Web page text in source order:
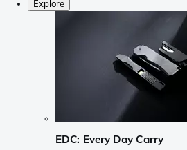
Explore
EDC: Every Day Carry